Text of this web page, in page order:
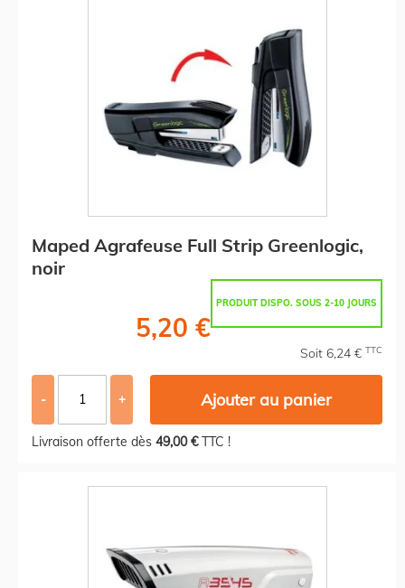
Maped Agrafeuse Full Strip Greenlogic,
noir
PRODUIT DISPO. SOUS 2-10 JOURS
5,20 €
Soit 6,24 € TTC
- + Ajouter au panier
Livraison offerte dès 49,00 €TTC !